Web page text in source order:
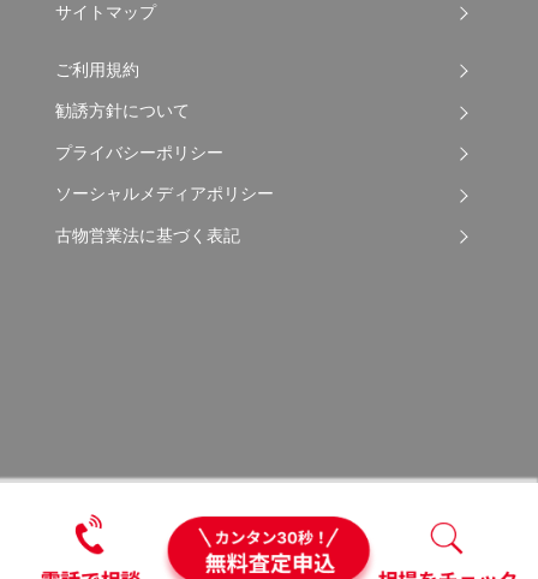
サイトマップ
ご利用規約
勧誘方針について
プライバシーポリシー
ソーシャルメディアポリシー
古物営業法に基づく表記